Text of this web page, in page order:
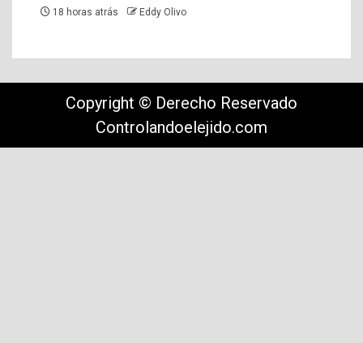
18 horas atrás Eddy Olivo
Copyright © Derecho Reservado
Controlandoelejido.com